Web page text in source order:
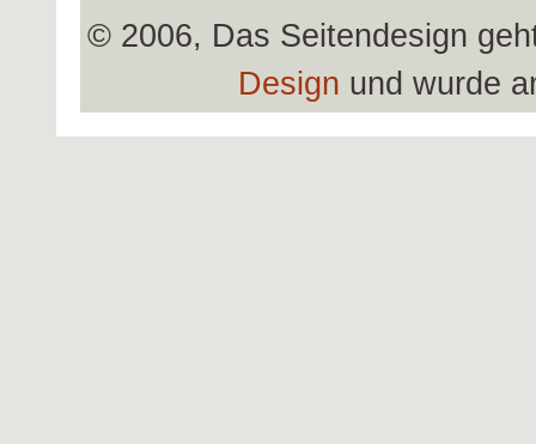
© 2006, Das Seitendesign
Design und wurde